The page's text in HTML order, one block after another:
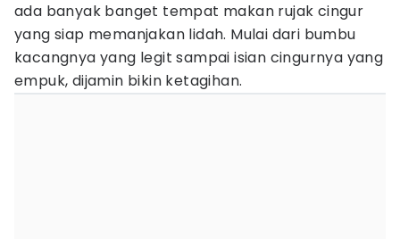
ada banyak banget tempat makan rujak cingur
yang siap memanjakan lidah. Mulai dari bumbu
kacangnya yang legit sampai isian cingurnya yang
empuk, dijamin bikin ketagihan.